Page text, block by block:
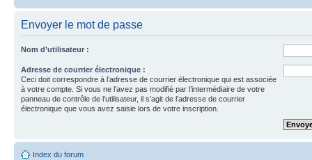
Envoyer le mot de passe
Nom d’utilisateur :
Adresse de courrier électronique :
Ceci doit correspondre à l’adresse de courrier électronique qui est associée
à votre compte. Si vous ne l’avez pas modifié par l’intermédiaire de votre
panneau de contrôle de l’utilisateur, il s’agit de l’adresse de courrier
électronique que vous avez saisie lors de votre inscription.
Index du forum